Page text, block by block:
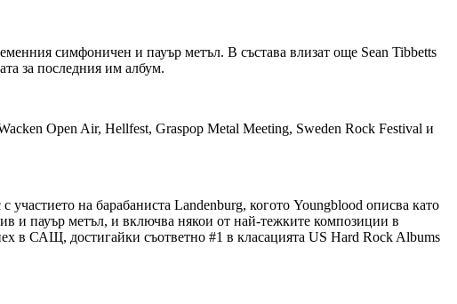
симфоничен и пауър метъл. В състава влизат още Sean Tibbetts
за последния им албум.
Open Air, Hellfest, Graspop Metal Meeting, Sweden Rock Festival и
на барабаниста Landenburg, когото Youngblood описва като
и пауър метъл, и включва някои от най-тежките композиции в
в САЩ, достигайки съответно #1 в класацията US Hard Rock Albums